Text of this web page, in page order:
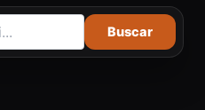
Buscar